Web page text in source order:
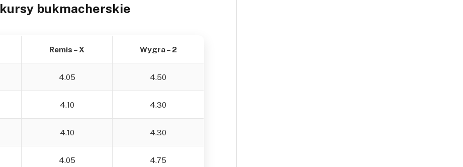
kursy bukmacherskie
Remis – X Wygra – 2
4.05 4.50
4.10 4.30
4.10 4.30
4.05 4.75